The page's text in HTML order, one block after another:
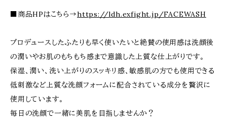
■商品HPはこちら→https://ldh.exfight.jp/FACEWASH
プロデュースしたふたりも早く使いたいと絶賛の使用感は洗顔後
の潤いやお肌のもちもち感まで意識した上質な仕上がりです。
保湿、潤い、洗い上がりのスッキリ感、敏感肌の方でも使用できる
低刺激など上質な洗顔フォームに配合されている成分を贅沢に
使用しています。
毎日の洗顔で一緒に美肌を目指しませんか？